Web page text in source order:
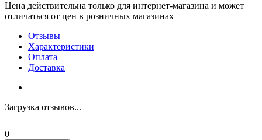
Цена действительна только для интернет-магазина и может
отличаться от цен в розничных магазинах
Отзывы
Характеристики
Оплата
Доставка
Загрузка отзывов...
0